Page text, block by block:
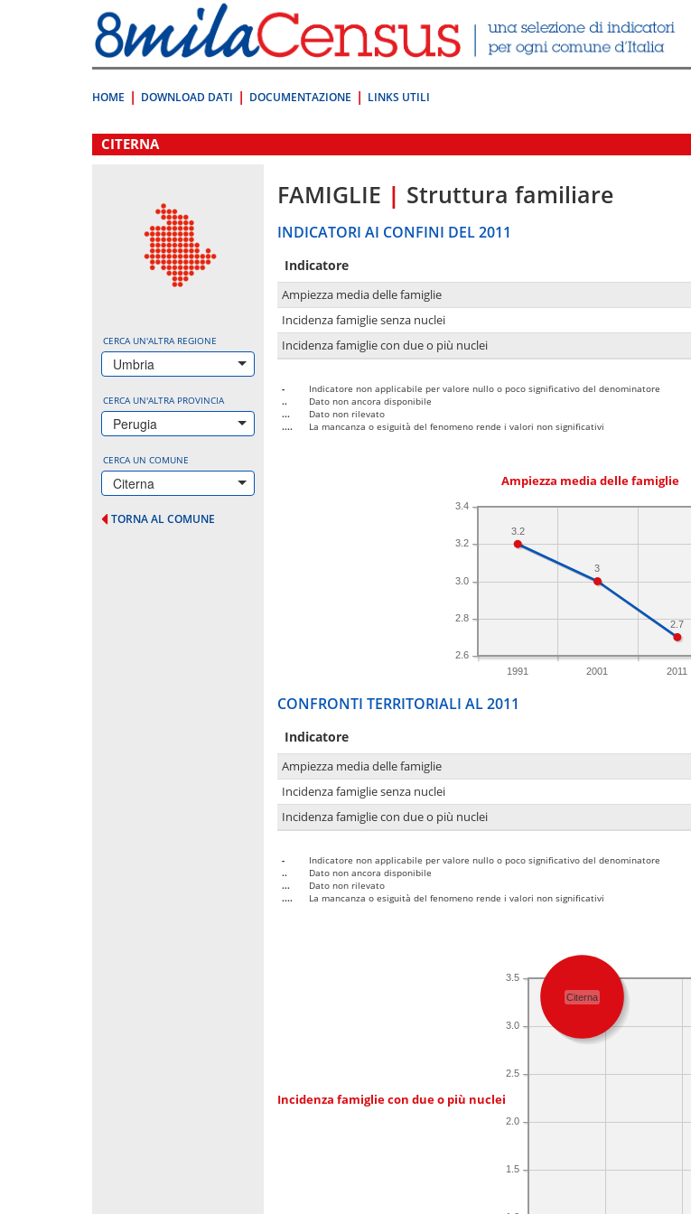
direttamente
a:
Contenuto
HOME DOWNLOAD DATI DOCUMENTAZIONE LINKS UTILI
.
CITERNA
CERCA UN'ALTRA REGIONE
Umbria
CERCA UN'ALTRA PROVINCIA
Perugia
CERCA UN COMUNE
Citerna
TORNA AL COMUNE
FAMIGLIE | Struttura familiare
INDICATORI AI CONFINI DEL 2011
Indicatore
Ampiezza media delle famiglie
Incidenza famiglie senza nuclei
Incidenza famiglie con due o più nuclei
-
Indicatore non applicabile per valore nullo o poco significativo del denominatore
..
Dato non ancora disponibile
...
Dato non rilevato
....
La mancanza o esiguità del fenomeno rende i valori non significativi
Ampiezza media delle famiglie
1991 2001 2011
2.6
2.8
3.0
3.2
3.4
2.7
3
3.2
CONFRONTI TERRITORIALI AL 2011
Indicatore
Ampiezza media delle famiglie
Incidenza famiglie senza nuclei
Incidenza famiglie con due o più nuclei
-
Indicatore non applicabile per valore nullo o poco significativo del denominatore
..
Dato non ancora disponibile
...
Dato non rilevato
....
La mancanza o esiguità del fenomeno rende i valori non significativi
Incidenza famiglie con due o più nuclei
1.5
2.0
2.5
3.0
3.5
Citerna